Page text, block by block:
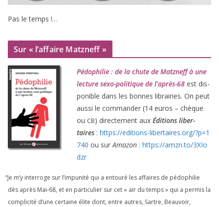
Pas le temps !…
Sur « l’affaire Matzneff »
Pédophilie : de la chute de Matzneff à une
lec­ture sexo-poli­tique de l’après-68 est dis­
po­nible dans les bonnes librai­ries. On peut
aus­si le com­man­der (14 euros – chèque
ou CB) direc­te­ment aux Éditions liber­
taires : https://​edi​tions​-liber​taires​.org/​?​p​=​1
740 ou surAmazon : https://​amzn​.to/​3​X​I​o​
dzr
“Je m’y inter­roge sur l’impunité qui a entou­ré les affaires de pédo­phi­lie
dès après Mai-68, et en par­ti­cu­lier sur cet « air du temps » qui a per­mis la
com­pli­ci­té d’une cer­taine élite dont, entre autres, Sartre, Beauvoir,